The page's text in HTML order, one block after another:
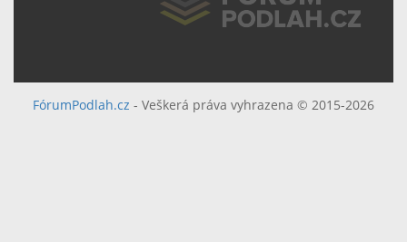
FórumPodlah.cz - Veškerá práva vyhrazena © 2015-2026